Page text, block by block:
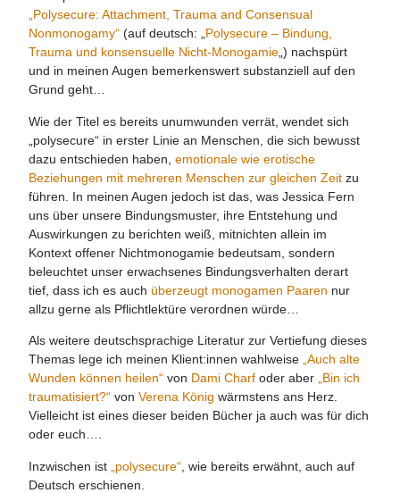
„Polysecure: Attachment, Trauma and Consensual
Nonmonogamy“ (auf deutsch: „Polysecure – Bindung,
Trauma und konsensuelle Nicht-Monogamie„) nachspürt
und in meinen Augen bemerkenswert substanziell auf den
Grund geht…
Wie der Titel es bereits unumwunden verrät, wendet sich
„polysecure“ in erster Linie an Menschen, die sich bewusst
dazu entschieden haben,emotionale wie erotische
Beziehungen mit mehreren Menschen zur gleichen Zeit zu
führen. In meinen Augen jedoch ist das, was Jessica Fern
uns über unsere Bindungsmuster, ihre Entstehung und
Auswirkungen zu berichten weiß, mitnichten allein im
Kontext offener Nichtmonogamie bedeutsam, sondern
beleuchtet unser erwachsenes Bindungsverhalten derart
tief, dass ich es auch überzeugt monogamen Paaren nur
allzu gerne als Pflichtlektüre verordnen würde…
Als weitere deutschsprachige Literatur zur Vertiefung dieses
Themas lege ich meinen Klient:innen wahlweise „Auch alte
Wunden können heilen“ von Dami Charf oder aber
„Bin ich
traumatisiert?“ vonVerena König wärmstens ans Herz.
Vielleicht ist eines dieser beiden Bücher ja auch was für dich
oder euch….
Inzwischen ist „polysecure“ , wie bereits erwähnt, auch auf
Deutsch erschienen.